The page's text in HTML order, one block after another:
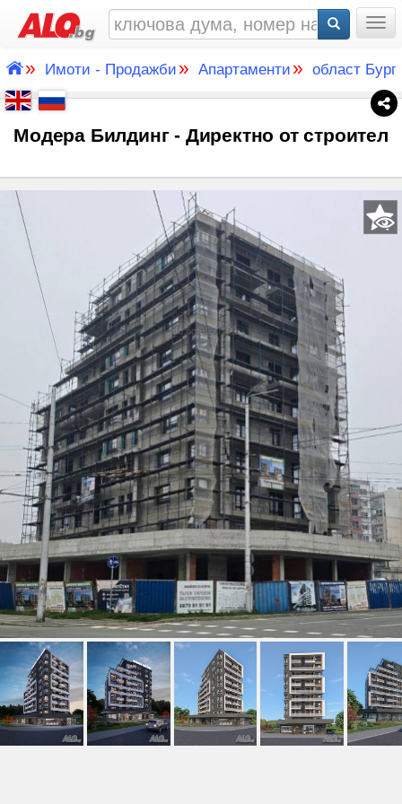
» Имоти - Продажби » Апартаменти » област
Модера Билдинг - Директно от строител